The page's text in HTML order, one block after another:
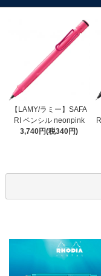
【LAMY/ラミー】SAFA
RI ペンシル neonpink
3,740円(税340円)